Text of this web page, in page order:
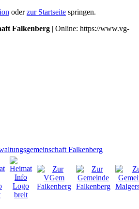
oderzur Startseite springen.
Falkenberg | Online: https://www.vg-